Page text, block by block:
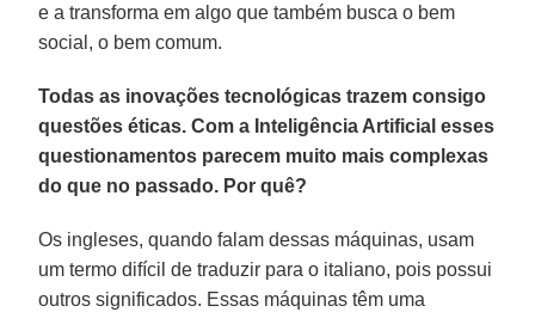
e a transforma em algo que também busca o bem
social, o bem comum.
Todas as inovações tecnológicas trazem consigo
questões éticas. Com a Inteligência Artificial esses
questionamentos parecem muito mais complexas
do que no passado. Por quê?
Os ingleses, quando falam dessas máquinas, usam
um termo difícil de traduzir para o italiano, pois possui
outros significados. Essas máquinas têm uma